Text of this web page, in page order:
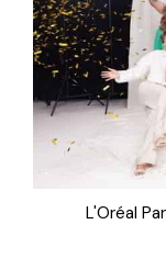
L'Oréal